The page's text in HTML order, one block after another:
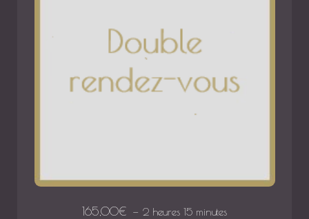
165,00€ 2 heures 15 minutes